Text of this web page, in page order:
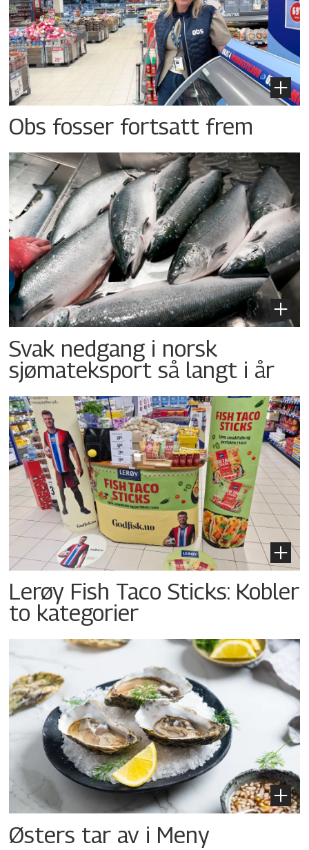
Obs fosser fortsatt frem
Svak nedgang i norsk
sjømateksport så langt i år
Lerøy Fish Taco Sticks: Kobler
to kategorier
Østers tar av i Meny